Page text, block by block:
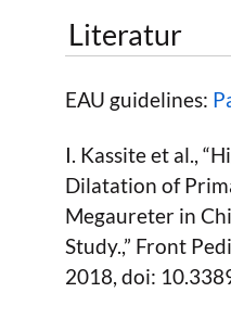
Literatur
EAU guidelines:
I. Kassite et al.,
Dilatation of
Megaureter in
Study.,” Front
2018, doi: